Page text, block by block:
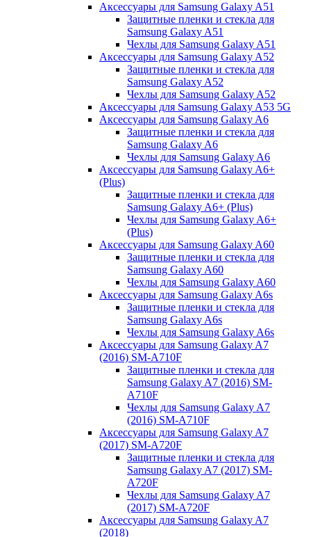
Аксессуары для Samsung Galaxy A51
Защитные пленки и стекла для
Samsung Galaxy A51
Чехлы для Samsung Galaxy A51
Аксессуары для Samsung Galaxy A52
Защитные пленки и стекла для
Samsung Galaxy A52
Чехлы для Samsung Galaxy A52
Аксессуары для Samsung Galaxy A53 5G
Аксессуары для Samsung Galaxy A6
Защитные пленки и стекла для
Samsung Galaxy A6
Чехлы для Samsung Galaxy A6
Аксессуары для Samsung Galaxy A6+
(Plus)
Защитные пленки и стекла для
Samsung Galaxy A6+ (Plus)
Чехлы для Samsung Galaxy A6+
(Plus)
Аксессуары для Samsung Galaxy A60
Защитные пленки и стекла для
Samsung Galaxy A60
Чехлы для Samsung Galaxy A60
Аксессуары для Samsung Galaxy A6s
Защитные пленки и стекла для
Samsung Galaxy A6s
Чехлы для Samsung Galaxy A6s
Аксессуары для Samsung Galaxy A7
(2016) SM-A710F
Защитные пленки и стекла для
Samsung Galaxy A7 (2016) SM-
A710F
Чехлы для Samsung Galaxy A7
(2016) SM-A710F
Аксессуары для Samsung Galaxy A7
(2017) SM-A720F
Защитные пленки и стекла для
Samsung Galaxy A7 (2017) SM-
A720F
Чехлы для Samsung Galaxy A7
(2017) SM-A720F
Аксессуары для Samsung Galaxy A7
(2018)